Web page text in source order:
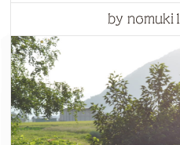
by nomuki1